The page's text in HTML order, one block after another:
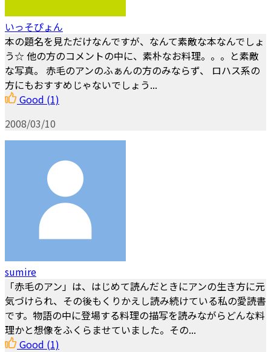
いっそぴょん
本の題名を見ただけなんですが、なんて素敵な本なんでしょ
う☆ 他の方のコメントの中に、素朴なお料理。。。と素敵
な写真。 赤毛のアンのふぁんの方のみならず、 ロハス系の
方にもおすすめじゃないでしょう...
Good (1)
2008/03/10
sumire
「赤毛のアン」は、はじめて読んだときにアンの生き方に元
気づけられ、その後もくりかえし読み続けている私の愛読書
です。物語の中に登場する料理の描写を読みながらどんな料
理かと想像をふくらませていました。その...
Good (1)